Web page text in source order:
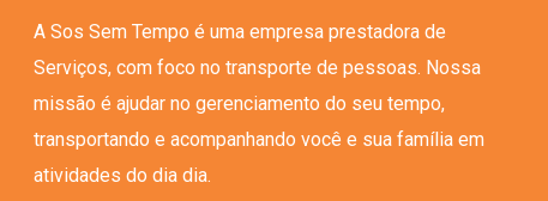
A Sos Sem Tempo é uma empresa prestadora de
Serviços, com foco no transporte de pessoas. Nossa
missão é ajudar no gerenciamento do seu tempo,
transportando e acompanhando você e sua família em
atividades do dia dia.